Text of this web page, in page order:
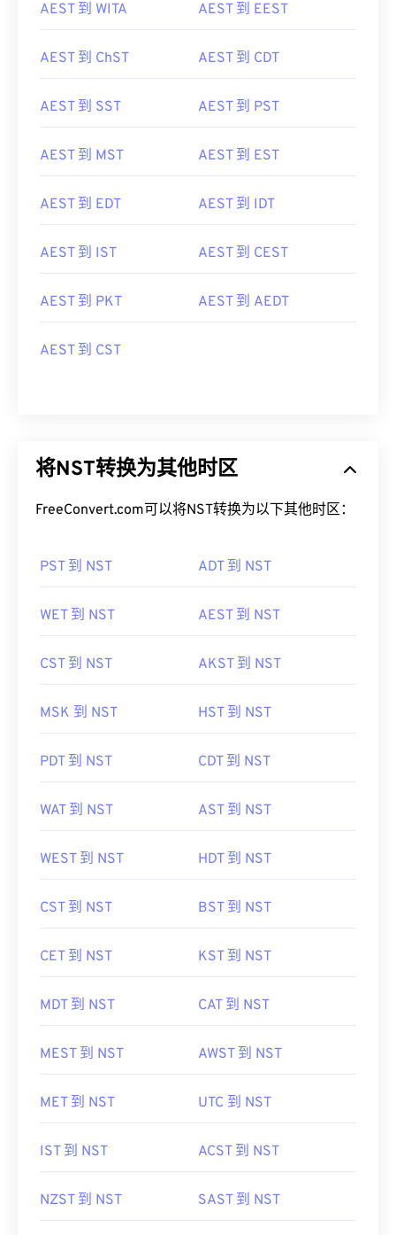
AEST 到 WITA AEST 到 EEST
AEST 到 ChST AEST 到 CDT
AEST 到 SST AEST 到 PST
AEST 到 MST AEST 到 EST
AEST 到 EDT AEST 到 IDT
AEST 到 IST AEST 到 CEST
AEST 到 PKT AEST 到 AEDT
AEST 到 CST
将NST转换为其他时区
FreeConvert.com可以将NST转换为以下其他时区：
PST 到 NST ADT 到 NST
WET 到 NST AEST 到 NST
CST 到 NST AKST 到 NST
MSK 到 NST HST 到 NST
PDT 到 NST CDT 到 NST
WAT 到 NST AST 到 NST
WEST 到 NST HDT 到 NST
CST 到 NST BST 到 NST
CET 到 NST KST 到 NST
MDT 到 NST CAT 到 NST
MEST 到 NST AWST 到 NST
MET 到 NST UTC 到 NST
IST 到 NST ACST 到 NST
NZST 到 NST SAST 到 NST